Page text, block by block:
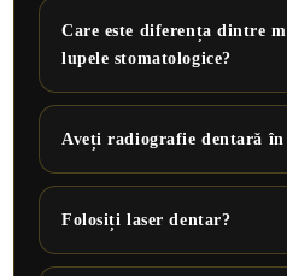
Care este diferența dintre
lupele stomatologice?
Aveți radiografie dentară în
Folosiți laser dentar?